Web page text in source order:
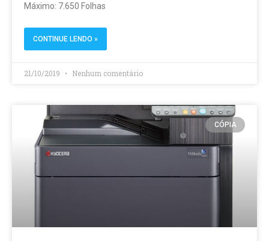
Máximo: 7.650 Folhas
CONTINUE LENDO »
21/10/2019 Nenhum comentário
CÓPIA